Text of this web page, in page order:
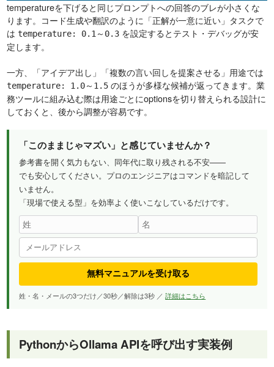
temperatureを下げると同じプロンプトへの回答のブレが小さくな
ります。コード生成や翻訳のように「正解が一意に近い」タスクで
はtemperature: 0.1～0.3 を設定するとテスト・デバッグが安
定します。
一方、「アイデア出し」「複数の言い回しを提案させる」用途では
temperature: 1.0～1.5 のほうが多様な候補が返ってきます。業
務ツールに組み込む際は用途ごとにoptionsを切り替えられる設計に
しておくと、後から調整が容易です。
「このままじゃマズい」と感じていませんか？
参考書を開く気力もない、同年代に取り残される不安——
でも安心してください。プロのエンジニアはコマンドを暗記して
いません。
「現場で使える型」を効率よく使いこなしているだけです。
無料マニュアルを受け取る
姓・名・メールの3つだけ／30秒／解除は3秒 ／詳細はこちら
PythonからOllama APIを呼び出す実装例